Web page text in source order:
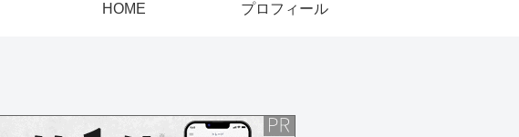
HOME プロフィール